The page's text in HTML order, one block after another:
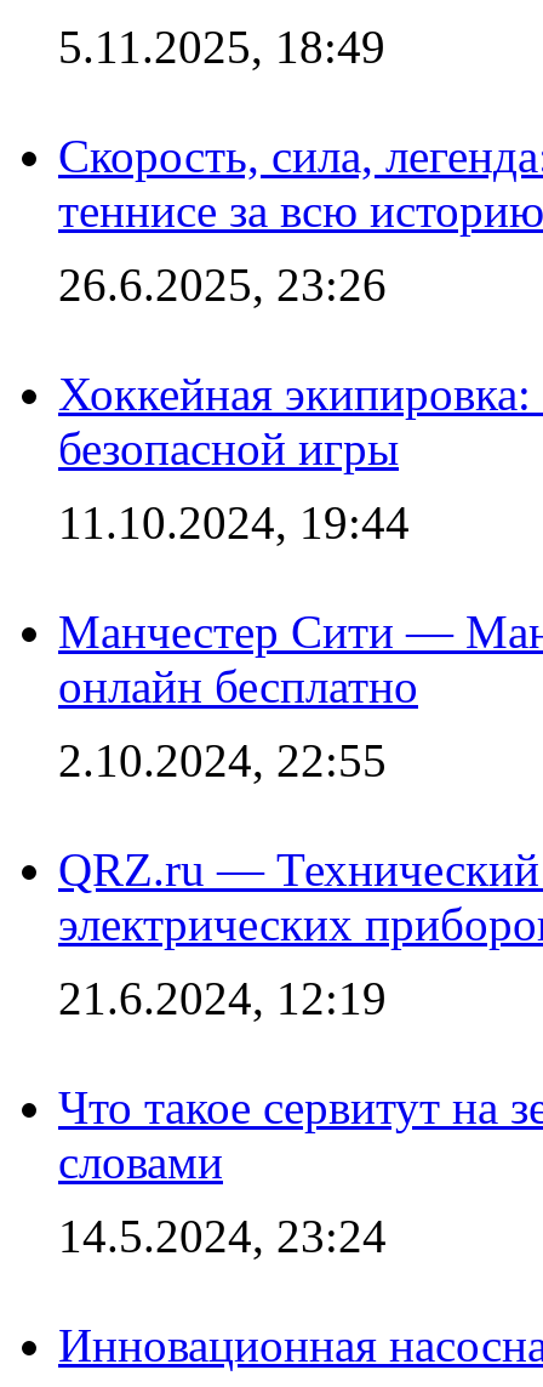
5.11.2025, 18:49
Скорость, сила,
теннисе за всю историю
26.6.2025, 23:26
Хоккейная
безопасной игры
11.10.2024, 19:44
Манчестер Сити —
онлайн бесплатно
2.10.2024, 22:55
QRZ.ru — Технический
электрических
21.6.2024, 12:19
Что такое сервитут на
словами
14.5.2024, 23:24
Инновационная